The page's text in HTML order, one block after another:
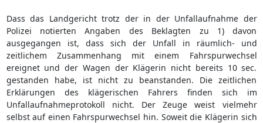
Dass das Landgericht trotz der in der Unfallaufnahme der
Polizei notierten Angaben des Beklagten zu 1) davon
ausgegangen ist, dass sich der Unfall in räumlich- und
zeitlichem Zusammenhang mit einem Fahrspurwechsel
ereignet und der Wagen der Klägerin nicht bereits 10 sec.
gestanden habe, ist nicht zu beanstanden. Die zeitlichen
Erklärungen des klägerischen Fahrers finden sich im
Unfallaufnahmeprotokoll nicht. Der Zeuge weist vielmehr
selbst auf einen Fahrspurwechsel hin. Soweit die Klägerin sich